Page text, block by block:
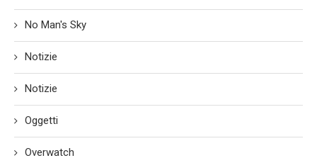
No Man's Sky
Notizie
Notizie
Oggetti
Overwatch